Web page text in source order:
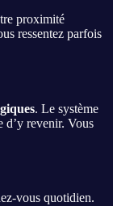
proximité
ressentez parfois
. Le système
d’y revenir. Vous
vous quotidien.